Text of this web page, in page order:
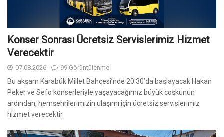
Konser Sonrası Ücretsiz Servislerimiz Hizmet
Verecektir
07.08.2026 99 Görüntülenme
Bu akşam Karabük Millet Bahçesi’nde 20.30’da başlayacak Hakan
Peker ve Sefo konserleriyle yaşayacağımız büyük coşkunun
ardından, hemşehrilerimizin ulaşımı için ücretsiz servislerimiz
hizmet verecektir.